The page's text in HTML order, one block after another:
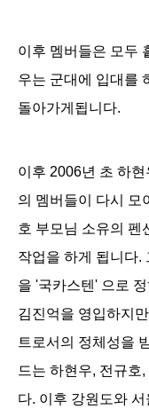
이후 멤버들은 모두
우는 군대에 입대를
돌아가게됩니다.
이후 2006년 초 하
의 멤버들이 다시 모
호 부모님 소유의 펜
작업을 하게 됩니다.
을 '국카스텐' 으로
김진억을 영입하지
트로서의 정체성을
드는 하현우, 전규호
다. 이후 강원도와